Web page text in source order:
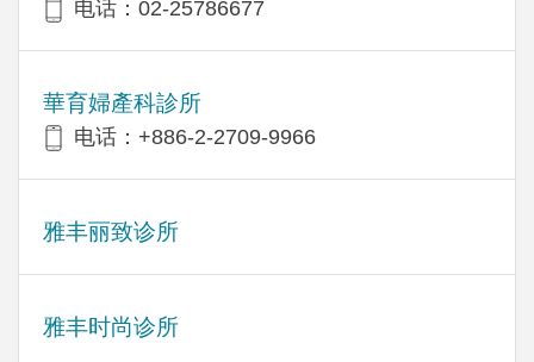
电话：02-25786677
華育婦產科診所
电话：+886-2-2709-9966
雅丰丽致诊所
雅丰时尚诊所